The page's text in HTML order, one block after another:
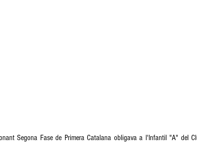
Segona Fase de Primera Catalana obligava a l'Infantil "A" del